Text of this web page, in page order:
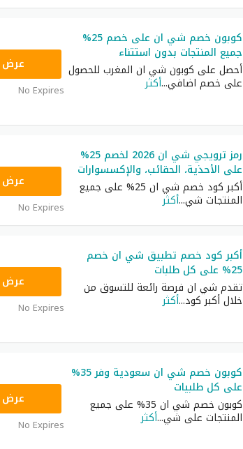
كوبون خصم شي ان على خصم 25%
جميع المنتجات بدون استتناء
أحصل على كوبون شي ان المغرب للحصول
على خصم اضافي...أكثر
عرض
No Expires
رمز ترويجي شي ان 2026 لخصم 25%
على الأحذية، الحقائب، والإكسسوارات
أكبر كود خصم شي ان 25% على جميع
المنتجات شي...أكثر
عرض
No Expires
أكبر كود خصم تطبيق شي ان خصم
25% على كل طلبات
تقدم شي ان فرصة رائعة للتسوق من
خلال أكبر كود...أكثر
عرض
No Expires
كوبون خصم شي ان سعودية وفر 35%
على كل طلبيات
كوبون خصم شي ان 35% على جميع
المنتجات على شي...أكثر
عرض
No Expires